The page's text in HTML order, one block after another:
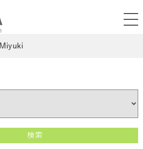
Miyuki
検索